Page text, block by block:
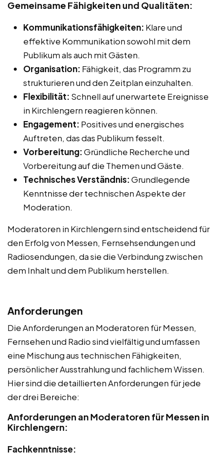
Gemeinsame Fähigkeiten und Qualitäten:
Kommunikationsfähigkeiten: Klare und
effektive Kommunikation sowohl mit dem
Publikum als auch mit Gästen.
Organisation: Fähigkeit, das Programm zu
strukturieren und den Zeitplan einzuhalten.
Flexibilität: Schnell auf unerwartete Ereignisse
in Kirchlengern reagieren können.
Engagement: Positives und energisches
Auftreten, das das Publikum fesselt.
Vorbereitung:Gründliche Recherche und
Vorbereitung auf die Themen und Gäste.
Technisches Verständnis:Grundlegende
Kenntnisse der technischen Aspekte der
Moderation.
Moderatoren in Kirchlengern sind entscheidend für
den Erfolg von Messen, Fernsehsendungen und
Radiosendungen, da sie die Verbindung zwischen
dem Inhalt und dem Publikum herstellen.
Anforderungen
Die Anforderungen an Moderatoren für Messen,
Fernsehen und Radio sind vielfältig und umfassen
eine Mischung aus technischen Fähigkeiten,
persönlicher Ausstrahlung und fachlichem Wissen.
Hier sind die detaillierten Anforderungen für jede
der drei Bereiche:
Anforderungen an Moderatoren für Messen in
Kirchlengern:
Fachkenntnisse: